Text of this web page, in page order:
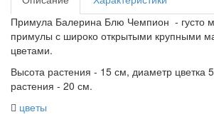
Примула Балерина Блю Чемпион - густо
примулы с широко открытыми крупными
цветами.
Высота растения - 15 см, диаметр цветка
растения - 20 см.
цветы